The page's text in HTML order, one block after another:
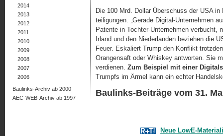
Die 100 Mrd. Dollar Überschuss der USA
tei­li­gun­gen. „Gerade Digital-Unternehmen
Patente in Tochter-Unternehmen
Irland und den Niederlanden beziehen die
Feuer. Eskaliert Trump den Konflikt
Orangensaft oder Whis­key antworten. Sie
verdienen. Zum Beispiel mit einer
Trumpfs im Ärmel kann ein echter
Baulinks-Beiträge vom 31.
Neue LowE-
2014
2013
2012
2011
2010
2009
2008
2007
2006
Baulinks-Archiv ab 2000
AEC-WEB-Archiv ab 1997